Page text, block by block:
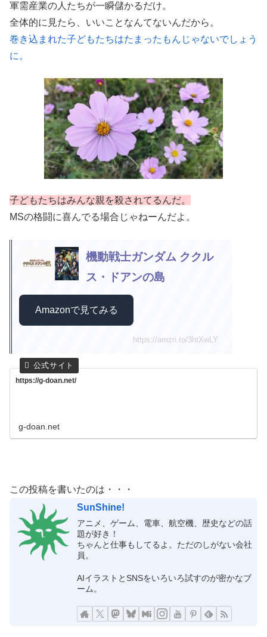
軍需産業の人たちが一瞬儲かるだけ。
全体的に見たら、いいことなんてないんだから。
巻き込まれた子どもたちはたまったもんじゃないでしょう
に。
子どもたちはみんな親を殺されてるんだ。
MSの格闘に喜んでる場合じゃねーんだよ。
機動戦士ガンダム ククル
ス・ドアンの島
Amazonで見てみる
https://amzn.to/3htXwLY
https://g-doan.net/
g-doan.net
この投稿を書いたのは・・・
SunShine!
アニメ、ゲーム、電車、航空機、歴史などの話
題が好き！
ちゃんと仕事もしてるよ。ただのしがない会社
員。
AIイラストとSNSをいろいろ試すのが密かなブ
ーム。